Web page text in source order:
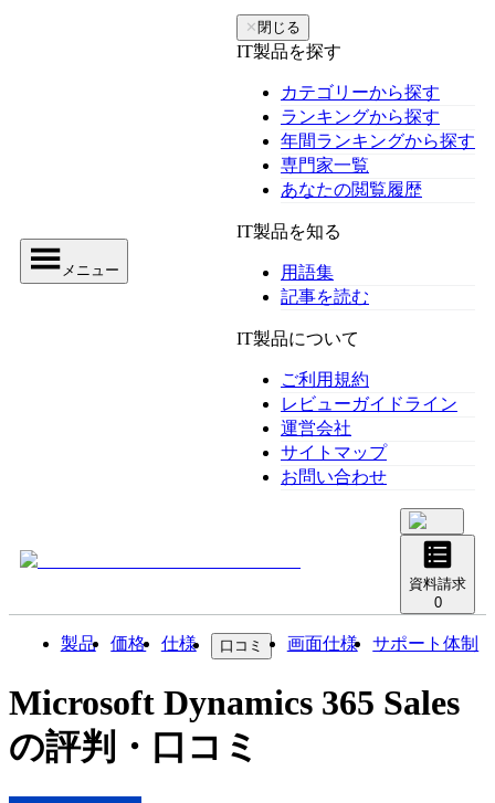
メニュー
✕ 閉じる
IT製品を探す
カテゴリーから探す
ランキングから探す
年間ランキングから探す
専門家一覧
あなたの閲覧履歴
IT製品を知る
用語集
記事を読む
IT製品について
ご利用規約
レビューガイドライン
運営会社
サイトマップ
お問い合わせ
資料請求
0
製品 価格 仕様 口コミ 画面仕様 サポート体制
Microsoft Dynamics 365 Sales
の評判・口コミ